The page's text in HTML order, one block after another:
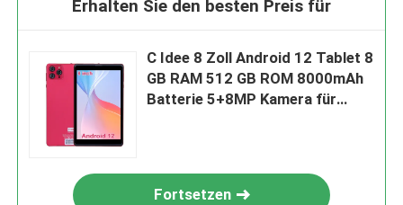
Erhalten Sie den besten Preis für
C Idee 8 Zoll Android 12 Tablet 8
GB RAM 512 GB ROM 8000mAh
Batterie 5+8MP Kamera für
Fortsetzen